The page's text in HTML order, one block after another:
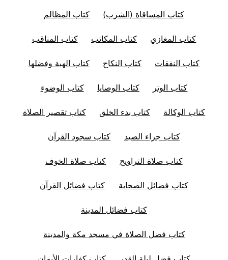
كتاب المساقاة (الشرب) كتاب المظالم
كتاب المغازي كتاب المكاتب كتاب المناقب
كتاب النفقات كتاب النكاح كتاب الهبة وفضلها
كتاب الوتر كتاب الوصايا كتاب الوضوء
كتاب الوكالة كتاب بدء الخلق كتاب تقصير الصلاة
كتاب جزاء الصيد كتاب سجود القرآن
كتاب صلاة التراويح كتاب صلاة الخوف
كتاب فضائل الصحابة كتاب فضائل القرآن
كتاب فضائل المدينة
كتاب فضل الصلاة في مسجد مكة والمدينة